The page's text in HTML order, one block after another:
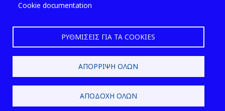
Cookie documentation
ΡΥΘΜΊΣΕΙΣ ΓΙΑ ΤΑ COOKIES
ΑΠΌΡΡΙΨΗ ΌΛΩΝ
ΑΠΟΔΟΧΉ ΌΛΩΝ
2026 © ΕΛ.ΙΝ.Υ.Α.Ε.
Design & Development by